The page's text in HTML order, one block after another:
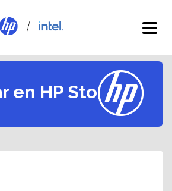
en HP Store